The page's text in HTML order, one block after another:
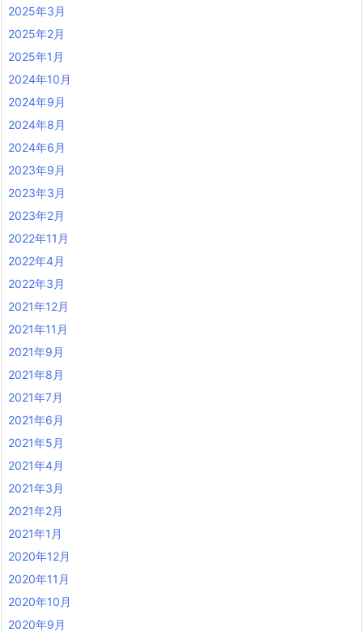
2025年3月
2025年2月
2025年1月
2024年10月
2024年9月
2024年8月
2024年6月
2023年9月
2023年3月
2023年2月
2022年11月
2022年4月
2022年3月
2021年12月
2021年11月
2021年9月
2021年8月
2021年7月
2021年6月
2021年5月
2021年4月
2021年3月
2021年2月
2021年1月
2020年12月
2020年11月
2020年10月
2020年9月